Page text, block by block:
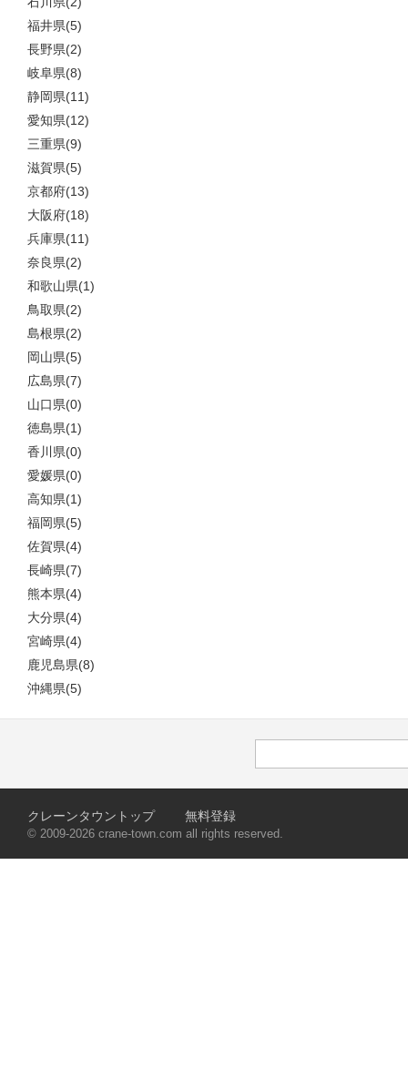
福井県(5)
長野県(2)
岐阜県(8)
静岡県(11)
愛知県(12)
三重県(9)
滋賀県(5)
京都府(13)
大阪府(18)
兵庫県(11)
奈良県(2)
和歌山県(1)
鳥取県(2)
島根県(2)
岡山県(5)
広島県(7)
山口県(0)
徳島県(1)
香川県(0)
愛媛県(0)
高知県(1)
福岡県(5)
佐賀県(4)
長崎県(7)
熊本県(4)
大分県(4)
宮崎県(4)
鹿児島県(8)
沖縄県(5)
クレーンタウントップ 無料登録
© 2009-2026 crane-town.com all rights reserved.